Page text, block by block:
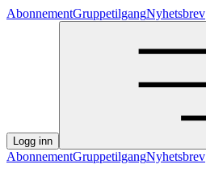
AbonnementGruppetilgangNyhetsbrev
Logg inn
AbonnementGruppetilgangNyhetsbrev